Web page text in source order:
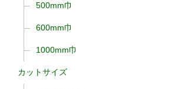
500mm巾
600mm巾
1000mm巾
カットサイズ